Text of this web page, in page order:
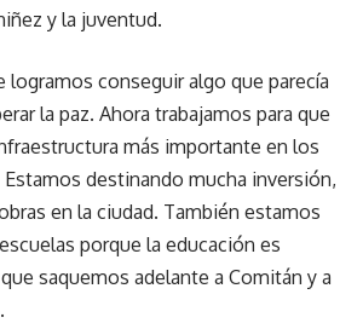
y la juventud.
logramos conseguir algo que parecía
la paz. Ahora trabajamos para que
más importante en los
destinando mucha inversión,
en la ciudad. También estamos
porque la educación es
saquemos adelante a Comitán y a